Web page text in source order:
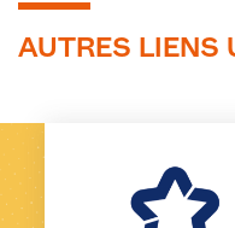
AUTRES LIENS